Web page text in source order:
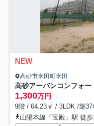
NEW
高砂市米田町米田
高砂アーバンコンフォ
1,300万円
9階 / 64.23㎡ / 3LDK /築37
山陽本線「宝殿」駅 徒